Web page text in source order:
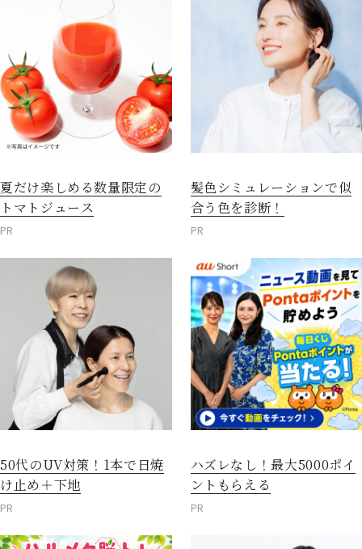
夏だけ楽しめる数量限定の
トマトジュース
PR
髪色シミュレーションで似
合う色を診断！
PR
50代のUV対策！1本で日焼
け止め＋下地
PR
ハズレなし！最大5000ポイ
ントもらえる
PR
閉じる